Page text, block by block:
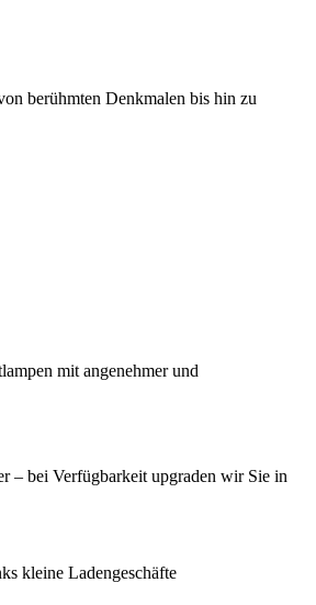
berühmten Denkmalen bis hin zu
– bei Verfügbarkeit upgraden wir Sie in